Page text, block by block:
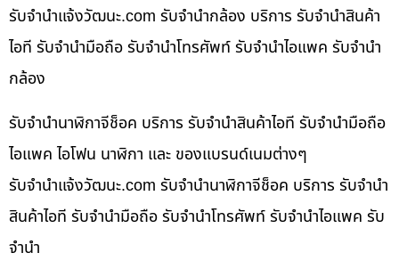
รับจํานําแจ้งวัฒนะ.com รับจำนำกล้อง บริการ รับจำนำสินค้า
ไอที รับจำนำมือถือ รับจำนำโทรศัพท์ รับจำนำไอแพค รับจำนำ
กล้อง
รับจำนำนาฬิกาจีช็อค บริการ รับจำนำสินค้าไอที รับจำนำมือถือ
ไอแพค ไอโฟน นาฬิกา และ ของแบรนด์เนมต่างๆ
รับจํานําแจ้งวัฒนะ.com รับจำนำนาฬิกาจีช็อค บริการ รับจำนำ
สินค้าไอที รับจำนำมือถือ รับจำนำโทรศัพท์ รับจำนำไอแพค รับ
จำนำ